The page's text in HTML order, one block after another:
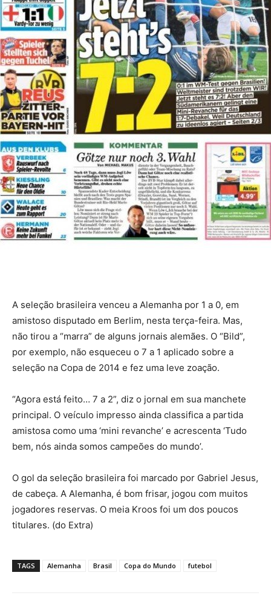
A seleção brasileira venceu a Alemanha por 1 a 0, em
amistoso disputado em Berlim, nesta terça-feira. Mas,
não tirou a “marra” de alguns jornais alemães. O “Bild”,
por exemplo, não esqueceu o 7 a 1 aplicado sobre a
seleção na Copa de 2014 e fez uma leve zoação.
“Agora está feito… 7 a 2”, diz o jornal em sua manchete
principal. O veículo impresso ainda classifica a partida
amistosa como uma ‘mini revanche’ e acrescenta ‘Tudo
bem, nós ainda somos campeões do mundo’.
O gol da seleção brasileira foi marcado por Gabriel Jesus,
de cabeça. A Alemanha, é bom frisar, jogou com muitos
jogadores reservas. O meia Kroos foi um dos poucos
titulares. (do Extra)
TAGS Alemanha Brasil Copa do Mundo futebol